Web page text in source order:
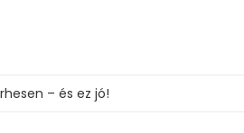
– és ez jó!